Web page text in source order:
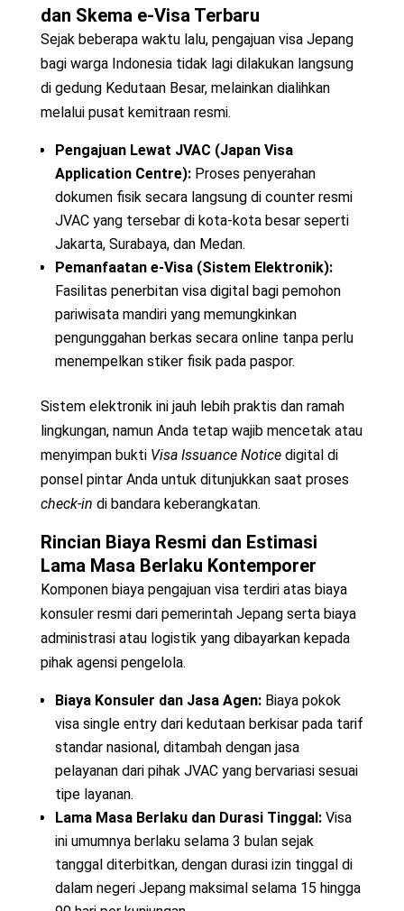
dan Skema e-Visa Terbaru
Sejak beberapa waktu lalu, pengajuan visa Jepang
bagi warga Indonesia tidak lagi dilakukan langsung
di gedung Kedutaan Besar, melainkan dialihkan
melalui pusat kemitraan resmi.
Pengajuan Lewat JVAC (Japan Visa
Application Centre):Proses penyerahan
dokumen fisik secara langsung di counter resmi
JVAC yang tersebar di kota-kota besar seperti
Jakarta, Surabaya, dan Medan.
Pemanfaatan e-Visa (Sistem Elektronik):
Fasilitas penerbitan visa digital bagi pemohon
pariwisata mandiri yang memungkinkan
pengunggahan berkas secara online tanpa perlu
menempelkan stiker fisik pada paspor.
Sistem elektronik ini jauh lebih praktis dan ramah
lingkungan, namun Anda tetap wajib mencetak atau
menyimpan bukti Visa Issuance Noticedigital di
ponsel pintar Anda untuk ditunjukkan saat proses
check-in di bandara keberangkatan.
Rincian Biaya Resmi dan Estimasi
Lama Masa Berlaku Kontemporer
Komponen biaya pengajuan visa terdiri atas biaya
konsuler resmi dari pemerintah Jepang serta biaya
administrasi atau logistik yang dibayarkan kepada
pihak agensi pengelola.
Biaya Konsuler dan Jasa Agen:Biaya pokok
visa single entry dari kedutaan berkisar pada tarif
standar nasional, ditambah dengan jasa
pelayanan dari pihak JVAC yang bervariasi sesuai
tipe layanan.
Lama Masa Berlaku dan Durasi Tinggal:Visa
ini umumnya berlaku selama 3 bulan sejak
tanggal diterbitkan, dengan durasi izin tinggal di
dalam negeri Jepang maksimal selama 15 hingga